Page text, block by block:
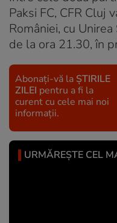
Paksi FC, CFR Cluj
României, cu
de la ora 21.30, în
Abonați-vă la ȘTIRILE
ZILEI pentru a fi la
curent cu cele mai noi
informații.
URMĂREȘTE CEL